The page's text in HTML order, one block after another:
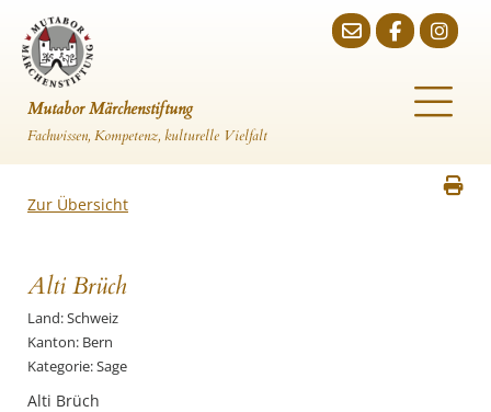
Mutabor Märchenstiftung
Fachwissen, Kompetenz, kulturelle Vielfalt
Zur Übersicht
Alti Brüch
Land: Schweiz
Kanton: Bern
Kategorie: Sage
Alti Brüch